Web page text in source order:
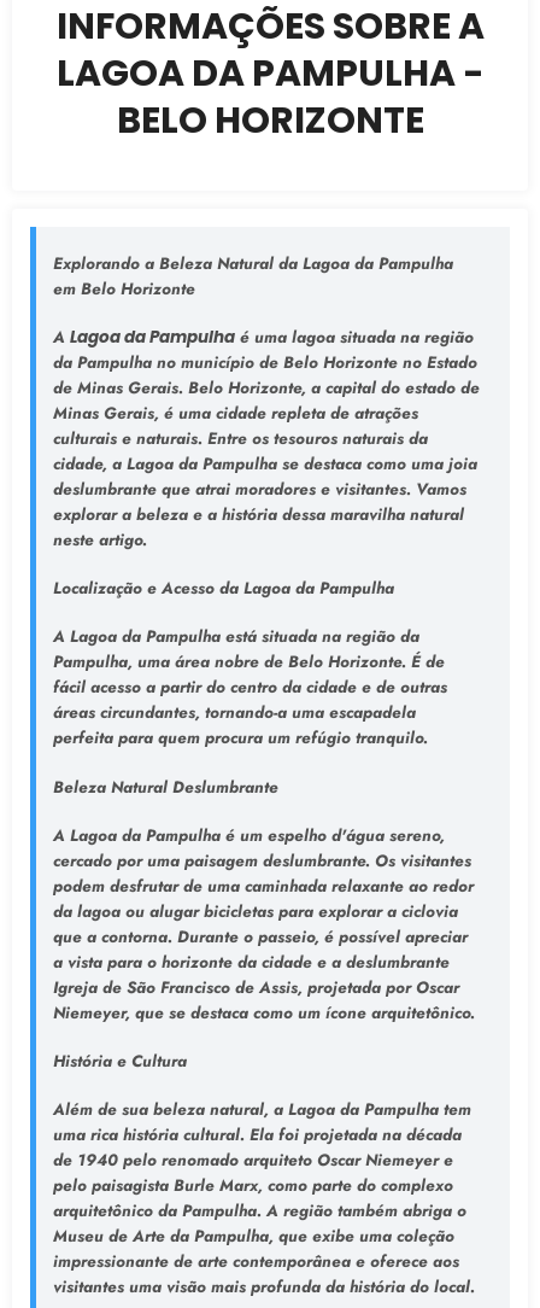
INFORMAÇÕES SOBRE A
LAGOA DA PAMPULHA -
BELO HORIZONTE
Explorando a Beleza Natural da Lagoa da Pampulha
em Belo Horizonte
A Lagoa da Pampulha é uma lagoa situada na região
da Pampulha no município de Belo Horizonte no Estado
de Minas Gerais. Belo Horizonte, a capital do estado de
Minas Gerais, é uma cidade repleta de atrações
culturais e naturais. Entre os tesouros naturais da
cidade, a Lagoa da Pampulha se destaca como uma joia
deslumbrante que atrai moradores e visitantes. Vamos
explorar a beleza e a história dessa maravilha natural
neste artigo.
Localização e Acesso da Lagoa da Pampulha
A Lagoa da Pampulha está situada na região da
Pampulha, uma área nobre de Belo Horizonte. É de
fácil acesso a partir do centro da cidade e de outras
áreas circundantes, tornando-a uma escapadela
perfeita para quem procura um refúgio tranquilo.
Beleza Natural Deslumbrante
A Lagoa da Pampulha é um espelho d'água sereno,
cercado por uma paisagem deslumbrante. Os visitantes
podem desfrutar de uma caminhada relaxante ao redor
da lagoa ou alugar bicicletas para explorar a ciclovia
que a contorna. Durante o passeio, é possível apreciar
a vista para o horizonte da cidade e a deslumbrante
Igreja de São Francisco de Assis, projetada por Oscar
Niemeyer, que se destaca como um ícone arquitetônico.
História e Cultura
Além de sua beleza natural, a Lagoa da Pampulha tem
uma rica história cultural. Ela foi projetada na década
de 1940 pelo renomado arquiteto Oscar Niemeyer e
pelo paisagista Burle Marx, como parte do complexo
arquitetônico da Pampulha. A região também abriga o
Museu de Arte da Pampulha, que exibe uma coleção
impressionante de arte contemporânea e oferece aos
visitantes uma visão mais profunda da história do local.